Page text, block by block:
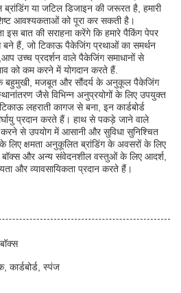
या जटिल डिजाइन की जरूरत है, हमारी
आवश्यकताओं को पूरा कर सकती है।
इस बात की सराहना करेंगे कि हमारे पैकिंग पेपर
हैं, जो टिकाऊ पैकेजिंग प्रथाओं का समर्थन
उच्च प्रदर्शन वाले पैकेजिंग समाधानों से
को कम करने में योगदान करते हैं.
बहुमुखी, मजबूत और सौंदर्य के अनुकूल पैकेजिंग
जैसे विभिन्न अनुप्रयोगों के लिए उपयुक्त
लहराती कागज से बना, इन कार्डबोर्ड
प्रदान करते हैं। हाथ से पकड़े जाने वाले
से उपयोग में आसानी और सुविधा सुनिश्चित
लिए क्षमता अनुकूलित ब्रांडिंग के अवसरों के लिए
बॉक्स और अन्य संवेदनशील वस्तुओं के लिए आदर्श,
और व्यावसायिकता प्रदान करते हैं।
कार्डबोर्ड, स्पंज